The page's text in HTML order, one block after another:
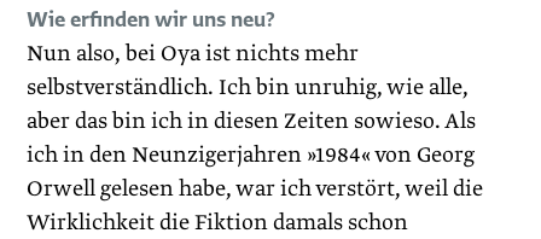
Wie erfinden wir uns neu?
Nun also, bei Oya ist nichts mehr
selbstverständlich. Ich bin unruhig, wie alle,
aber das bin ich in diesen Zeiten sowieso. Als
ich in den Neunzigerjahren »1984« von Georg
Orwell gelesen habe, war ich verstört, weil die
Wirklichkeit die Fiktion damals schon